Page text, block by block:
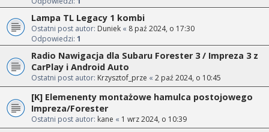
Lampa TL Legacy 1 kombi
Ostatni post autor: Duniek « 8 paź 2024, o 17:30
Odpowiedzi: 1
Radio Nawigacja dla Subaru Forester 3 / Impreza 3 z
CarPlay i Android Auto
Ostatni post autor: Krzysztof_prze « 2 paź 2024, o 10:45
[K] Elemenenty montażowe hamulca postojowego
Impreza/Forester
Ostatni post autor: kane « 1 wrz 2024, o 10:39